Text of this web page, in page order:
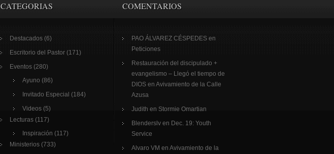
CATEGORIAS
Destacados (6)
Escritorio del Pastor (171)
Eventos (280)
Ayuno (86)
Invitado Especial (184)
Videos (5)
Lecturas (117)
Inspiración (117)
Ministerios (733)
COMENTARIOS
PAO ÁLVAREZ CÉSPEDES en
Peticiones
Restauración del discipulado +
evangelismo – Llegó el tiempo de
DIOS en Avivamiento de la Calle
Azusa
Judith en Stormie Omartian
Blenderslv en Dec. 19: Youth
Service
Alvaro VM en Avivamiento de la